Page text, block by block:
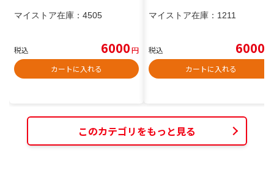
マイストア在庫： 4505
税込 6000円
カートに入れる
マイストア在庫： 1211
税込 6000
カートに入れる
このカテゴリをもっと見る